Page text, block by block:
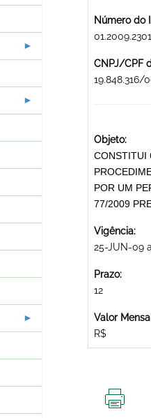
Número do
CNPJ/CPF
19.848.316/
Objeto:
CONSTITUI
POR UM
77/2009
Vigência:
25-JUN-09
Prazo:
12
Valor
R$